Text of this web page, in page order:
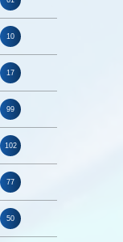
10
17
99
102
77
50